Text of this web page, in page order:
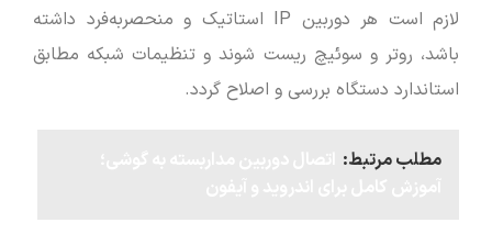
لازم است هر دوربین IP استاتیک و منحصربه‌فرد داشته
باشد، روتر و سوئیچ ریست شوند و تنظیمات شبکه مطابق
استاندارد دستگاه بررسی و اصلاح گردد.
مطلب مرتبط: